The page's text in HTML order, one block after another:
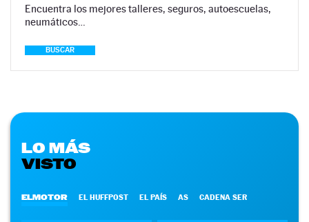
Encuentra los mejores talleres, seguros, autoescuelas,
neumáticos…
BUSCAR
LO MÁS
VISTO
ELMOTOR EL HUFFPOST EL PAÍS AS CADENA SER